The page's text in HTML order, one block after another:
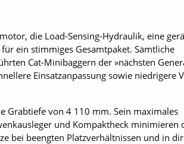
die Load-Sensing-Hydraulik, eine
ein stimmiges Gesamtpaket. Sämtliche
Cat-Minibaggern der »nächsten
Einsatzanpassung sowie niedrigere
Grabtiefe von 4 110 mm. Sein maximales
und Kompaktheck minimieren
bei beengten Platzverhältnissen und in